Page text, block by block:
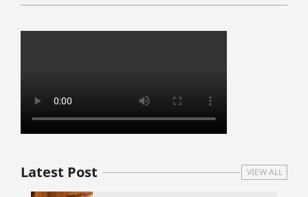
Latest Post VIEW ALL